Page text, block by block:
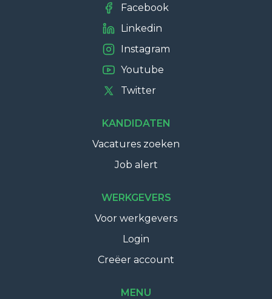
Facebook
Linkedin
Instagram
Youtube
Twitter
KANDIDATEN
Vacatures zoeken
Job alert
WERKGEVERS
Voor werkgevers
Login
Creëer account
MENU